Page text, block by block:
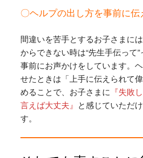
〇ヘルプの出し方を事前に伝
間違いを苦手とするお子さまに
からできない時は“先生手伝って
事前にお声かけをしています。
せたときは「上手に伝えられて
めることで、お子さまに 『失敗
言えば大丈夫』 と感じていただ
す。